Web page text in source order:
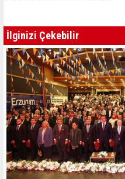
İlginizi Çekebilir